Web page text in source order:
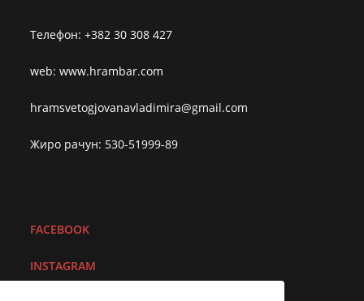
Телефон: +382 30 308 427
web: www.hrambar.com
hramsvetogjovanavladimira@gmail.com
Жиро рачун: 530-51999-89
FACEBOOK
INSTAGRAM